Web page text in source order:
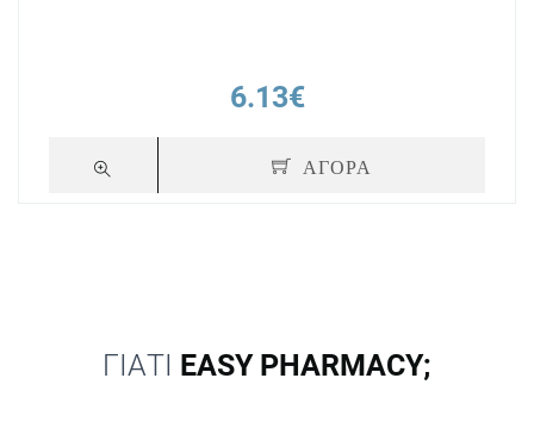
6.13€
ΑΓΟΡΑ
ΓΙΑΤΙ EASY PHARMACY;